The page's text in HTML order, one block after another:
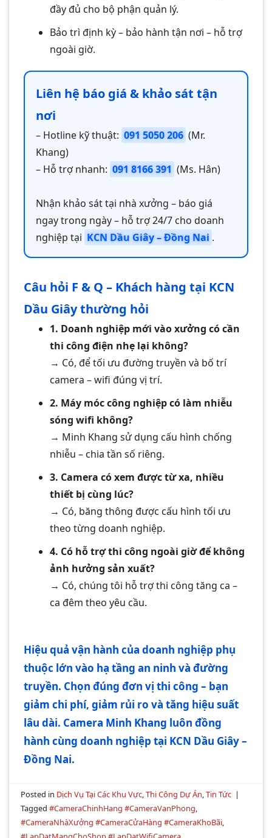
đầy đủ cho bộ phận quản lý.
Bảo trì định kỳ – bảo hành tận nơi – hỗ trợ
ngoài giờ.
Liên hệ báo giá & khảo sát tận
nơi
– Hotline kỹ thuật: 091 5050 206 (Mr.
Khang)
– Hỗ trợ nhanh: 091 8166 391 (Ms. Hân)
Nhận khảo sát tại nhà xưởng – báo giá
ngay trong ngày – hỗ trợ 24/7 cho doanh
nghiệp tại KCN Dầu Giây – Đồng Nai .
Câu hỏi F & Q – Khách hàng tại KCN
Dầu Giây thường hỏi
1. Doanh nghiệp mới vào xưởng có cần
thi công điện nhẹ lại không?
→ Có, để tối ưu đường truyền và bố trí
camera – wifi đúng vị trí.
2. Máy móc công nghiệp có làm nhiễu
sóng wifi không?
→ Minh Khang sử dụng cấu hình chống
nhiễu – chia tần số riêng.
3. Camera có xem được từ xa, nhiều
thiết bị cùng lúc?
→ Có, băng thông được cấu hình tối ưu
theo từng doanh nghiệp.
4. Có hỗ trợ thi công ngoài giờ để không
ảnh hưởng sản xuất?
→ Có, chúng tôi hỗ trợ thi công tăng ca –
ca đêm theo yêu cầu.
Hiệu quả vận hành của doanh nghiệp phụ
thuộc lớn vào hạ tầng an ninh và đường
truyền. Chọn đúng đơn vị thi công – bạn
giảm chi phí, giảm rủi ro và tăng hiệu suất
lâu dài. Camera Minh Khang luôn đồng
hành cùng doanh nghiệp tại KCN Dầu Giây –
Đồng Nai.
Posted in Dịch Vụ Tại Các Khu Vực,Thi Công Dự Án,Tin Tức |
Tagged#CameraChinhHang #CameraVanPhong,
#CameraNhàXưởng #CameraCửaHàng #CameraKhoBãi,